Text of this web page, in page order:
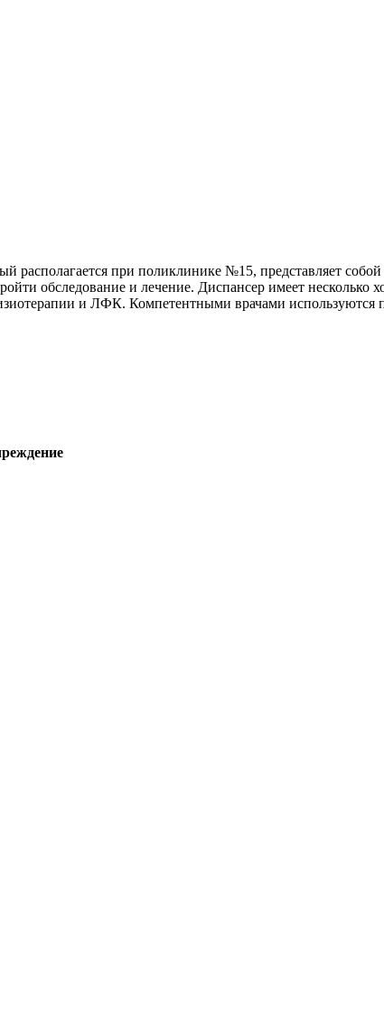
располагается при поликлинике №15, представляет
обследование и лечение. Диспансер имеет
и ЛФК. Компетентными врачами используются